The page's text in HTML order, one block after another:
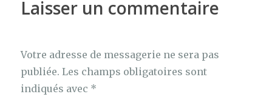
Laisser un commentaire
Votre adresse de messagerie ne sera pas
publiée. Les champs obligatoires sont
indiqués avec *